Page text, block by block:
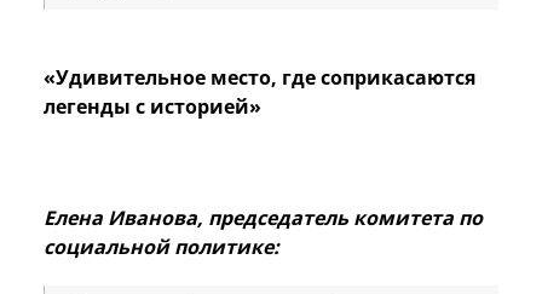
«Удивительное место, где соприкасаются
легенды с историей»
Елена Иванова, председатель комитета по
социальной политике: